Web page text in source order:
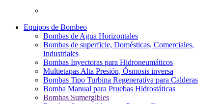
Equipos de Bombeo
Bombas de Agua Horizontales
Bombas de superficie, Domésticas, Comerciales,
Industriales
Bombas Inyectoras para Hidroneumáticos
Multietapas Alta Presión, Ósmosis inversa
Bombas Tipo Turbina Regenerativa para Calderas
Bomba Manual para Pruebas Hidrostáticas
Bombas Sumergibles